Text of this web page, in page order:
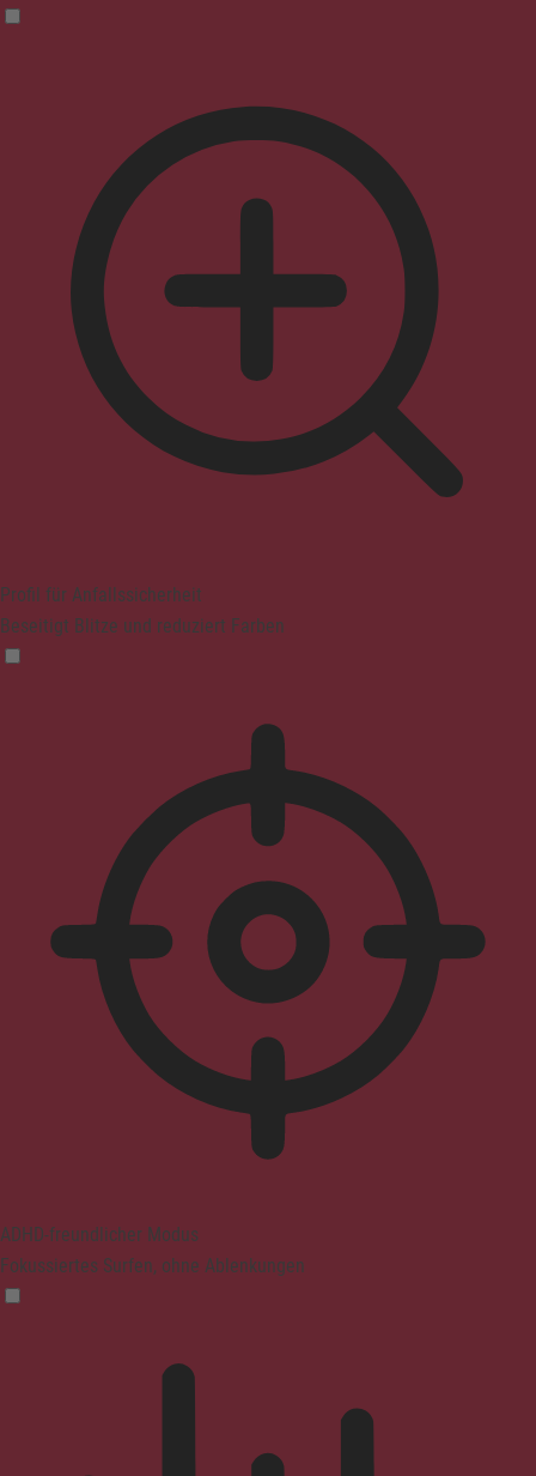
Profil für Anfallssicherheit
Beseitigt Blitze und reduziert Farben
ADHD-freundlicher Modus
Fokussiertes Surfen, ohne Ablenkungen